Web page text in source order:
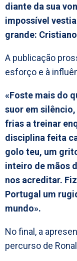
diante da sua
impossível
grande:
A publicação
esforço e à
«Foste mais do
suor em
frias a treinar
disciplina feita
golo teu, um
inteiro de mãos
nos acreditar.
Portugal um
mundo».
No final, a
percurso de